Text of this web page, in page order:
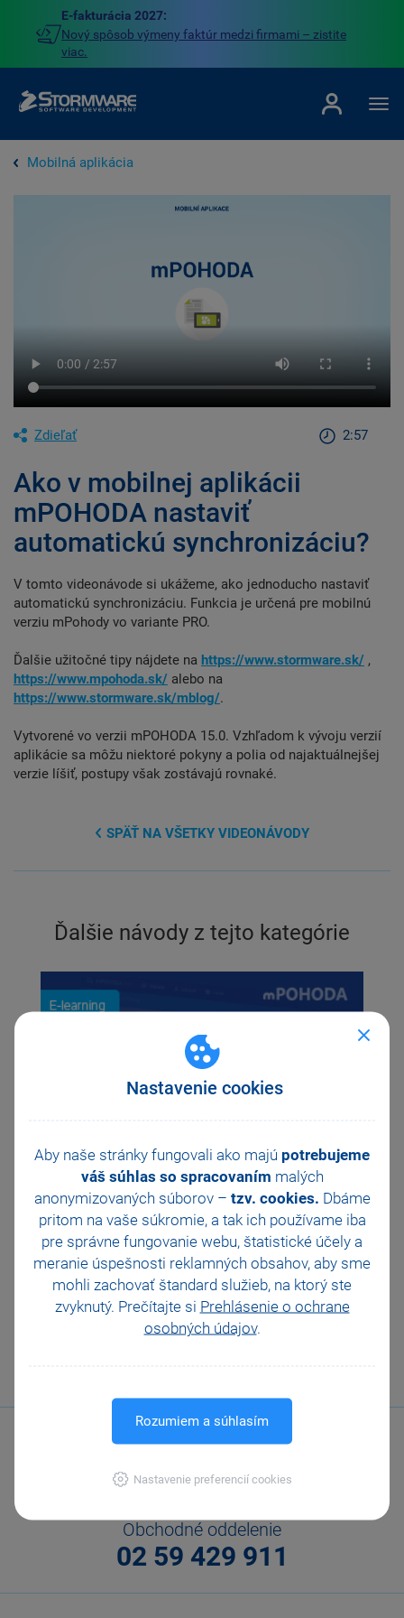
Nastavenie cookies
Aby naše stránky fungovali ako majú potrebujeme
váš súhlas so spracovaním malých
anonymizovaných súborov – tzv. cookies. Dbáme
pritom na vaše súkromie, a tak ich používame iba
pre správne fungovanie webu, štatistické účely a
meranie úspešnosti reklamných obsahov, aby sme
mohli zachovať štandard služieb, na ktorý ste
zvyknutý. Prečítajte si Prehlásenie o ochrane
osobných údajov.
Rozumiem a súhlasím
Nastavenie preferencií cookies
E-fakturácia 2027:
Nový spôsob výmeny faktúr medzi firmami – zistite
viac.
Mobilná aplikácia
Zdieľať 2:57
Ako v mobilnej aplikácii
mPOHODA nastaviť
automatickú synchronizáciu?
V tomto videonávode si ukážeme, ako jednoducho nastaviť
automatickú synchronizáciu. Funkcia je určená pre mobilnú
verziu mPohody vo variante PRO.
Ďalšie užitočné tipy nájdete na https://www.stormware.sk/ ,
https://www.mpohoda.sk/ alebo na
https://www.stormware.sk/mblog/.
Vytvorené vo verzii mPOHODA 15.0. Vzhľadom k vývoju verzií
aplikácie sa môžu niektoré pokyny a polia od najaktuálnejšej
verzie líšiť, postupy však zostávajú rovnaké.
SPÄŤ NA VŠETKY VIDEONÁVODY
Ďalšie návody z tejto kategórie
E-learning mPOHODA – 1. Registrácia, prihlásenie a
založenie firmy
VŠETKY VIDEONÁVODY
Obchodné oddelenie
02 59 429 911